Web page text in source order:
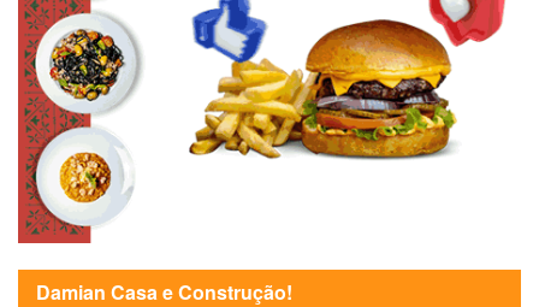
Damian Casa e Construção!